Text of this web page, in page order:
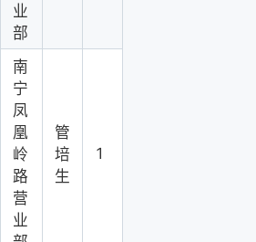
业
部
南
宁
凤
凰
岭
路
营
业
管
培
生
1